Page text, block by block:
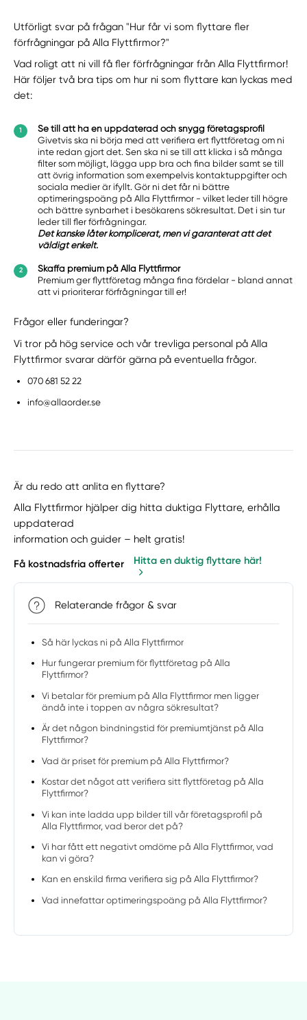
Utförligt svar på frågan "Hur får vi som flyttare fler
förfrågningar på Alla Flyttfirmor?"
Vad roligt att ni vill få fler förfrågningar från Alla Flyttfirmor!
Här följer två bra tips om hur ni som flyttare kan lyckas med
det:
Se till att ha en uppdaterad och snygg företagsprofil
Givetvis ska ni börja med att verifiera ert flyttföretag om ni
inte redan gjort det. Sen ska ni se till att klicka i så många
filter som möjligt, lägga upp bra och fina bilder samt se till
att övrig information som exempelvis kontaktuppgifter och
sociala medier är ifyllt. Gör ni det får ni bättre
optimeringspoäng på Alla Flyttfirmor - vilket leder till högre
och bättre synbarhet i besökarens sökresultat. Det i sin tur
leder till fler förfrågningar.
Det kanske låter komplicerat, men vi garanterat att det
väldigt enkelt.
Skaffa premium på Alla Flyttfirmor
Premium ger flyttföretag många fina fördelar - bland annat
att vi prioriterar förfrågningar till er!
Frågor eller funderingar?
Vi tror på hög service och vår trevliga personal på Alla
Flyttfirmor svarar därför gärna på eventuella frågor.
070 681 52 22
info@allaorder.se
Är du redo att anlita en flyttare?
Alla Flyttfirmor hjälper dig hitta duktiga Flyttare, erhålla
uppdaterad
information och guider – helt gratis!
Få kostnadsfria offerter Hitta en duktig flyttare här!
Relaterande frågor & svar
Så här lyckas ni på Alla Flyttfirmor
Hur fungerar premium för flyttföretag på Alla
Flyttfirmor?
Vi betalar för premium på Alla Flyttfirmor men ligger
ändå inte i toppen av några sökresultat?
Är det någon bindningstid för premiumtjänst på Alla
Flyttfirmor?
Vad är priset för premium på Alla Flyttfirmor?
Kostar det något att verifiera sitt flyttföretag på Alla
Flyttfirmor?
Vi kan inte ladda upp bilder till vår företagsprofil på
Alla Flyttfirmor, vad beror det på?
Vi har fått ett negativt omdöme på Alla Flyttfirmor, vad
kan vi göra?
Kan en enskild firma verifiera sig på Alla Flyttfirmor?
Vad innefattar optimeringspoäng på Alla Flyttfirmor?